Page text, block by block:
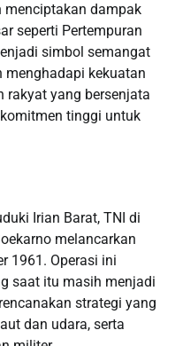
menciptakan dampak
seperti Pertempuran
simbol semangat
menghadapi kekuatan
rakyat yang bersenjata
tinggi untuk
Irian Barat, TNI di
melancarkan
1961. Operasi ini
saat itu masih menjadi
strategi yang
dan udara, serta